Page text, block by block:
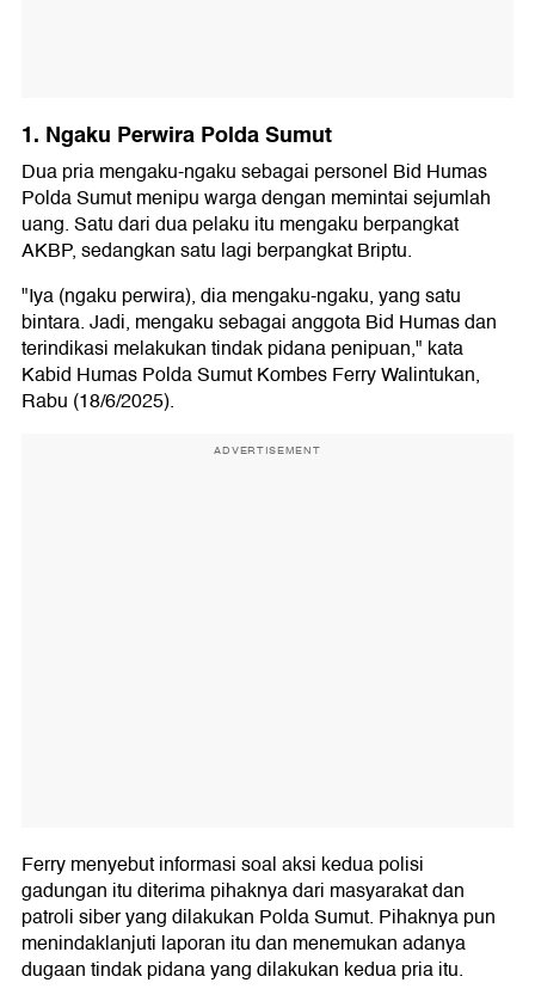
1. Ngaku Perwira Polda Sumut
Dua pria mengaku-ngaku sebagai personel Bid Humas
Polda Sumut menipu warga dengan memintai sejumlah
uang. Satu dari dua pelaku itu mengaku berpangkat
AKBP, sedangkan satu lagi berpangkat Briptu.
"Iya (ngaku perwira), dia mengaku-ngaku, yang satu
bintara. Jadi, mengaku sebagai anggota Bid Humas dan
terindikasi melakukan tindak pidana penipuan," kata
Kabid Humas Polda Sumut Kombes Ferry Walintukan,
Rabu (18/6/2025).
ADVERTISEMENT
Ferry menyebut informasi soal aksi kedua polisi
gadungan itu diterima pihaknya dari masyarakat dan
patroli siber yang dilakukan Polda Sumut. Pihaknya pun
menindaklanjuti laporan itu dan menemukan adanya
dugaan tindak pidana yang dilakukan kedua pria itu.